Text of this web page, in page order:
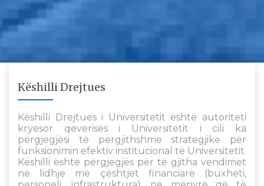
Këshilli Drejtues
Këshilli Drejtues i Universitetit është autoriteti
kryesor qeverisës i Universitetit i cili ka
përgjegjësi të përgjithshme strategjike për
funksionimin efektiv institucional të Universitetit.
Këshilli është përgjegjës për të gjitha vendimet
në lidhje me çështjet financiare (buxheti,